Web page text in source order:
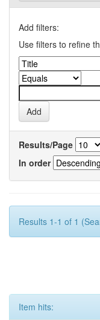
Add filters:
Use filters to refine
Results/Page
In order
Results 1-1 of 1
Item hits: